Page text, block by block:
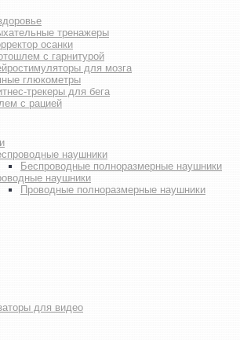
тренажеры
осанки
с гарнитурой
для мозга
глюкометры
трекеры для бега
с рацией
наушники
Беспроводные полноразмерные наушники
наушники
Проводные полноразмерные наушники
для видео